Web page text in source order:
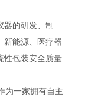
器的研发、制
新能源、医疗器
性包装安全质量
为一家拥有自主